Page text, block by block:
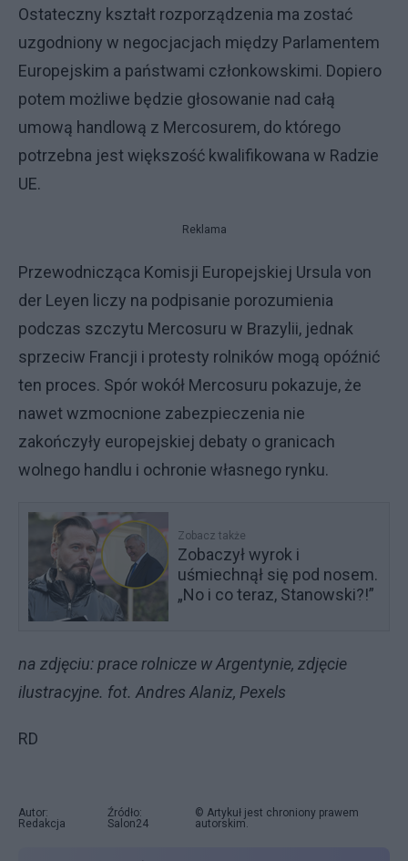
Ostateczny kształt rozporządzenia ma zostać
uzgodniony w negocjacjach między Parlamentem
Europejskim a państwami członkowskimi. Dopiero
potem możliwe będzie głosowanie nad całą
umową handlową z Mercosurem, do którego
potrzebna jest większość kwalifikowana w Radzie
UE.
Reklama
Przewodnicząca Komisji Europejskiej Ursula von
der Leyen liczy na podpisanie porozumienia
podczas szczytu Mercosuru w Brazylii, jednak
sprzeciw Francji i protesty rolników mogą opóźnić
ten proces. Spór wokół Mercosuru pokazuje, że
nawet wzmocnione zabezpieczenia nie
zakończyły europejskiej debaty o granicach
wolnego handlu i ochronie własnego rynku.
Zobacz także
Zobaczył wyrok i
uśmiechnął się pod nosem.
„No i co teraz, Stanowski?!”
na zdjęciu: prace rolnicze w Argentynie, zdjęcie
ilustracyjne. fot. Andres Alaniz, Pexels
RD
Autor:
Redakcja
Źródło:
Salon24
© Artykuł jest chroniony prawem
autorskim.